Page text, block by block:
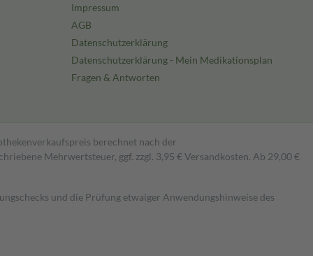
Impressum
AGB
Datenschutzerklärung
Datenschutzerklärung - Mein Medikationsplan
Fragen & Antworten
berechnet nach der
Mehrwertsteuer, ggf. zzgl. 3,95 € Versandkosten. Ab 29,00 €
und die Prüfung etwaiger Anwendungshinweise des